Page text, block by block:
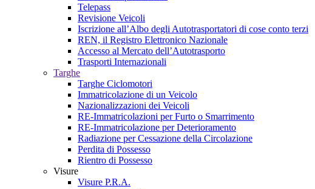
Telepass
Revisione Veicoli
Iscrizione all’Albo degli Autotrasportatori di cose conto terzi
REN, il Registro Elettronico Nazionale
Accesso al Mercato dell’Autotrasporto
Trasporti Internazionali
Targhe
Targhe Ciclomotori
Immatricolazione di un Veicolo
Nazionalizzazioni dei Veicoli
RE-Immatricolazioni per Furto o Smarrimento
RE-Immatricolazione per Deterioramento
Radiazione per Cessazione della Circolazione
Perdita di Possesso
Rientro di Possesso
Visure
Visure P.R.A.